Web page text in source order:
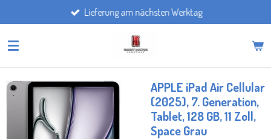
Hauptinhalt
springen
Lieferung am nächsten Werktag
APPLE iPad Air Cellular
(2025), 7. Generation,
Tablet, 128 GB, 11 Zoll,
Space Grau